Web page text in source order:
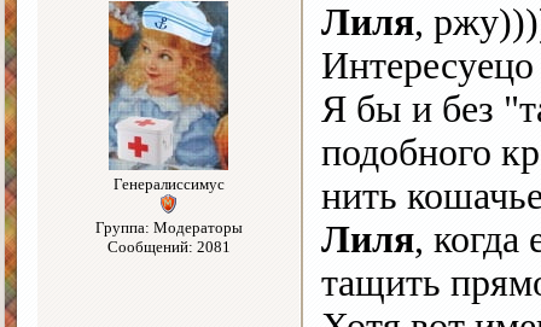
Генералиссимус
Группа: Модераторы
Сообщений: 2081
Лиля,
Я бы и без
подобного
нить
Лиля, когда
тащить